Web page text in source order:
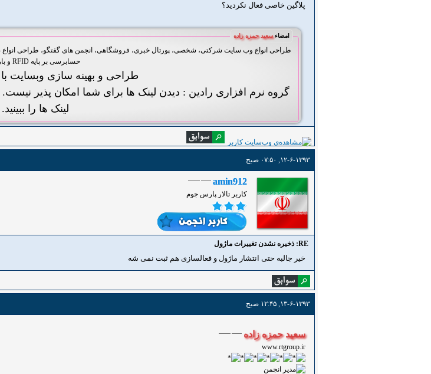
پلاگین خاصی فعال نکردید؟
امضاءسعید حمزه زاده
طراحی انواع وب سایت شرکتی، شخصی، پورتال خبری، فروشگاهی، انجمن های گفتگو، طراحی انواع
حسابرسی بر پایه RFID و بارکد
طراحی و بهینه سازی وبسایت با
گروه نرم افزاری رادین : دیدن لینک ها برای شما امکان پذیر
لینک ها را ببینید.
۱۲-۶-۱۳۹۳, ۰۷:۵۰ صبح
amin912
کاربر تالار پارس جوم
RE: ذخیره نشدن تغییرات ماژول
خیر جالبه حتی انتشار ماژول و فعالسازی هم ثبت نمی شه
۱۳-۶-۱۳۹۳, ۱۲:۴۵ صبح
سعید حمزه زاده
www.rtgroup.ir